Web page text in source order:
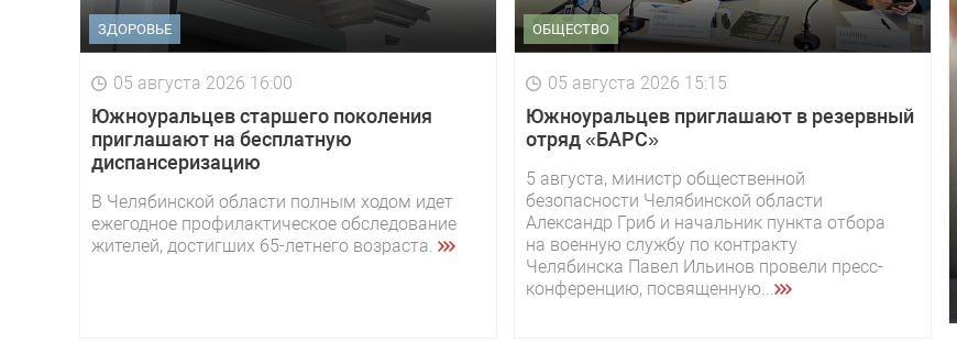
ЗДОРОВЬЕ
05 августа 2026 16:00
Южноуральцев старшего поколения
приглашают на бесплатную
диспансеризацию
В Челябинской области полным ходом идет
ежегодное профилактическое обследование
жителей, достигших 65-летнего возраста.
ОБЩЕСТВО
05 августа 2026 15:15
Южноуральцев приглашают в резервный
отряд «БАРС»
5 августа, министр общественной
безопасности Челябинской области
Александр Гриб и начальник пункта отбора
на военную службу по контракту
Челябинска Павел Ильинов провели пресс-
конференцию, посвященную...